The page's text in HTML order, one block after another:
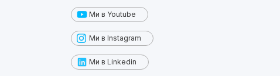
Ми в Youtube
Ми в Instagram
Ми в Linkedin